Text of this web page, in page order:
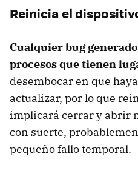
Reinicia el
Cualquier bug
procesos que tienen
desembocar en que
actualizar, por lo que
implicará cerrar y abrir
con suerte,
pequeño fallo temporal.